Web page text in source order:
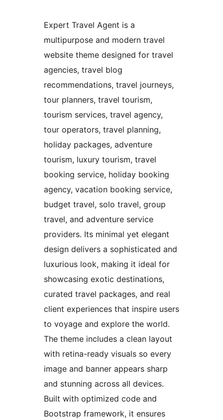
Expert Travel Agent is a
multipurpose and modern travel
website theme designed for travel
agencies, travel blog
recommendations, travel journeys,
tour planners, travel tourism,
tourism services, travel agency,
tour operators, travel planning,
holiday packages, adventure
tourism, luxury tourism, travel
booking service, holiday booking
agency, vacation booking service,
budget travel, solo travel, group
travel, and adventure service
providers. Its minimal yet elegant
design delivers a sophisticated and
luxurious look, making it ideal for
showcasing exotic destinations,
curated travel packages, and real
client experiences that inspire users
to voyage and explore the world.
The theme includes a clean layout
with retina-ready visuals so every
image and banner appears sharp
and stunning across all devices.
Built with optimized code and
Bootstrap framework, it ensures